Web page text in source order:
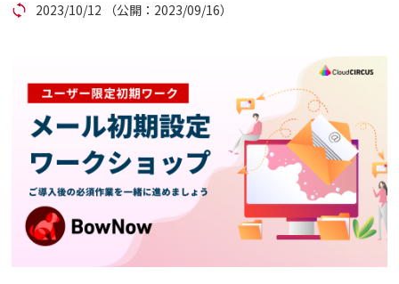
メディア
アカウント発行
資料ダウンロード
セミナー
2023/10/12 （公開：2023/09/16）